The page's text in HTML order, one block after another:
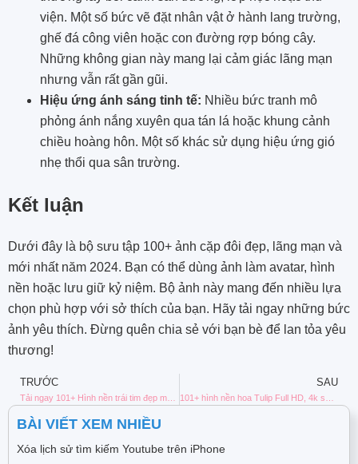
viện. Một số bức vẽ đặt nhân vật ở hành lang trường,
ghế đá công viên hoặc con đường rợp bóng cây.
Những không gian này mang lại cảm giác lãng mạn
nhưng vẫn rất gần gũi.
Hiệu ứng ánh sáng tinh tế: Nhiều bức tranh mô
phỏng ánh nắng xuyên qua tán lá hoặc khung cảnh
chiều hoàng hôn. Một số khác sử dụng hiệu ứng gió
nhẹ thổi qua sân trường.
Kết luận
Dưới đây là bộ sưu tập 100+ ảnh cặp đôi đẹp, lãng mạn và
mới nhất năm 2024. Bạn có thể dùng ảnh làm avatar, hình
nền hoặc lưu giữ kỷ niệm. Bộ ảnh này mang đến nhiều lựa
chọn phù hợp với sở thích của bạn. Hãy tải ngay những bức
ảnh yêu thích. Đừng quên chia sẻ với bạn bè để lan tỏa yêu
thương!
TRƯỚC SAU
BÀI VIẾT XEM NHIỀU
Xóa lịch sử tìm kiếm Youtube trên iPhone